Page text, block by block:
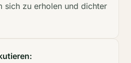
sich zu erholen und dichter